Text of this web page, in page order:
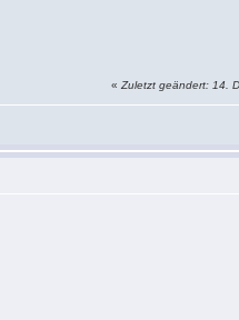
«Zuletzt geändert: 14.